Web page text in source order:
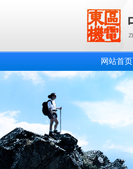
网站首页